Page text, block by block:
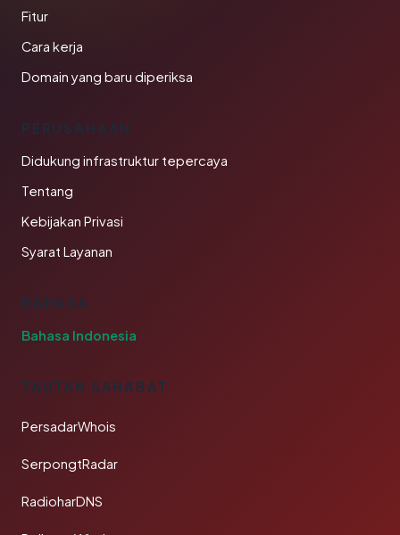
Fitur
Cara kerja
Domain yang baru diperiksa
PERUSAHAAN
Didukung infrastruktur tepercaya
Tentang
Kebijakan Privasi
Syarat Layanan
BAHASA
Bahasa Indonesia
TAUTAN SAHABAT
PersadarWhois
SerpongtRadar
RadioharDNS